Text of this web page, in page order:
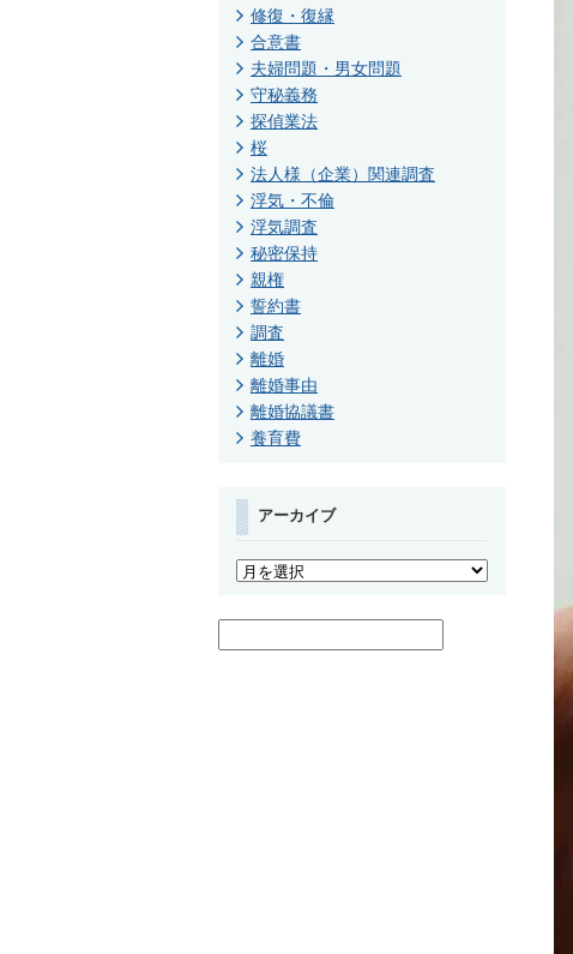
修復・復縁
合意書
夫婦問題・男女問題
守秘義務
探偵業法
桜
法人様（企業）関連調査
浮気・不倫
浮気調査
秘密保持
親権
誓約書
調査
離婚
離婚事由
離婚協議書
養育費
アーカイブ